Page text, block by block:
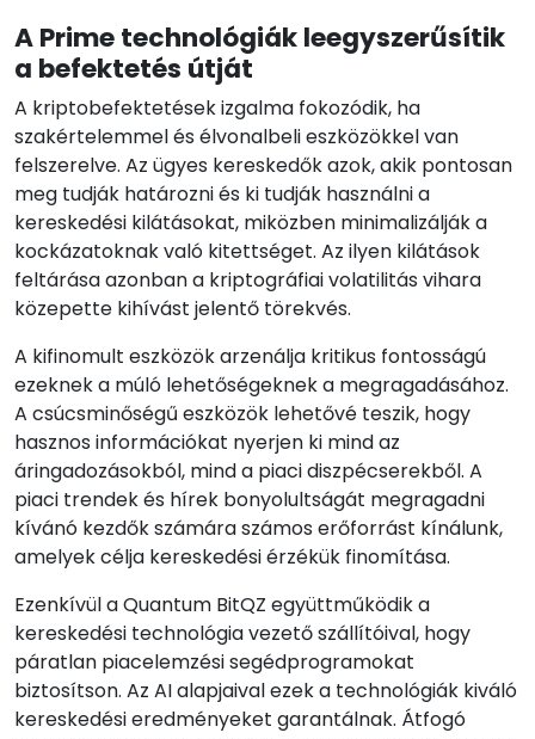
A Prime technológiák leegyszerűsítik
a befektetés útját
A kriptobefektetések izgalma fokozódik, ha
szakértelemmel és élvonalbeli eszközökkel van
felszerelve. Az ügyes kereskedők azok, akik pontosan
meg tudják határozni és ki tudják használni a
kereskedési kilátásokat, miközben minimalizálják a
kockázatoknak való kitettséget. Az ilyen kilátások
feltárása azonban a kriptográfiai volatilitás vihara
közepette kihívást jelentő törekvés.
A kifinomult eszközök arzenálja kritikus fontosságú
ezeknek a múló lehetőségeknek a megragadásához.
A csúcsminőségű eszközök lehetővé teszik, hogy
hasznos információkat nyerjen ki mind az
áringadozásokból, mind a piaci diszpécserekből. A
piaci trendek és hírek bonyolultságát megragadni
kívánó kezdők számára számos erőforrást kínálunk,
amelyek célja kereskedési érzékük finomítása.
Ezenkívül a Quantum BitQZ együttműködik a
kereskedési technológia vezető szállítóival, hogy
páratlan piacelemzési segédprogramokat
biztosítson. Az AI alapjaival ezek a technológiák kiváló
kereskedési eredményeket garantálnak. Átfogó